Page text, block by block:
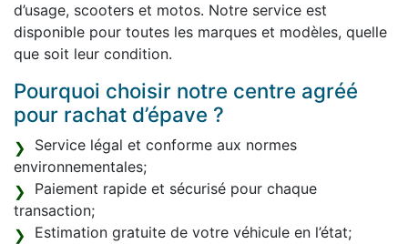
d’usage, scooters et motos. Notre service est
disponible pour toutes les marques et modèles, quelle
que soit leur condition.
Pourquoi choisir notre centre agréé
pour rachat d’épave ?
Service légal et conforme aux normes
environnementales;
Paiement rapide et sécurisé pour chaque
transaction;
Estimation gratuite de votre véhicule en l’état;